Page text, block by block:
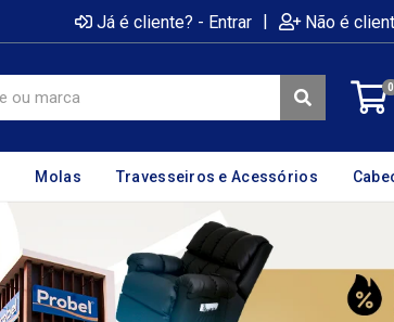
Já é cliente? - Entrar | Não é
0
Molas Travesseiros e Acessórios